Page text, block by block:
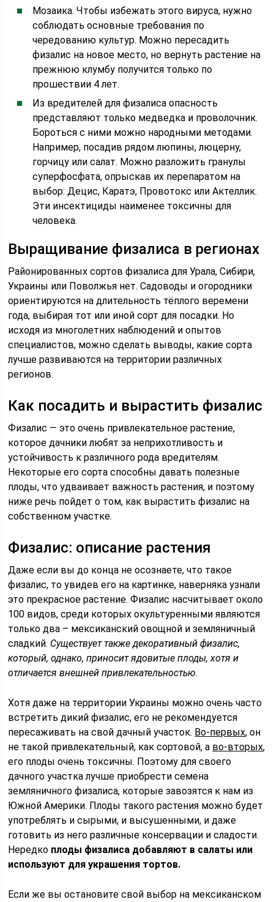
Мозаика. Чтобы избежать этого вируса, нужно
соблюдать основные требования по
чередованию культур. Можно пересадить
физалис на новое место, но вернуть растение на
прежнюю клумбу получится только по
прошествии 4 лет.
Из вредителей для физалиса опасность
представляют только медведка и проволочник.
Бороться с ними можно народными методами.
Например, посадив рядом люпины, люцерну,
горчицу или салат. Можно разложить гранулы
суперфосфата, опрыскав их перепаратом на
выбор: Децис, Каратэ, Провотокс или Актеллик.
Эти инсектициды наименее токсичны для
человека.
Выращивание физалиса в регионах
Районированных сортов физалиса для Урала, Сибири,
Украины или Поволжья нет. Садоводы и огородники
ориентируются на длительность тёплого веремени
года, выбирая тот или иной сорт для посадки. Но
исходя из многолетних наблюдений и опытов
специалистов, можно сделать выводы, какие сорта
лучше развиваются на территории различных
регионов.
Как посадить и вырастить физалис
Физалис — это очень привлекательное растение,
которое дачники любят за неприхотливость и
устойчивость к различного рода вредителям.
Некоторые его сорта способны давать полезные
плоды, что удваивает важность растения, и поэтому
ниже речь пойдет о том, как вырастить физалис на
собственном участке.
Физалис: описание растения
Даже если вы до конца не осознаете, что такое
физалис, то увидев его на картинке, наверняка узнали
это прекрасное растение. Физалис насчитывает около
100 видов, среди которых окультуренными являются
только два – мексиканский овощной и земляничный
сладкий. Существует также декоративный физалис,
который, однако, приносит ядовитые плоды, хотя и
отличается внешней привлекательностью.
Хотя даже на территории Украины можно очень часто
встретить дикий физалис, его не рекомендуется
пересаживать на свой дачный участок. Во-первых, он
не такой привлекательный, как сортовой, а во-вторых,
его плоды очень токсичны. Поэтому для своего
дачного участка лучше приобрести семена
земляничного физалиса, которые завозятся к нам из
Южной Америки. Плоды такого растения можно будет
употреблять и сырыми, и высушенными, и даже
готовить из него различные консервации и сладости.
Нередко плоды физалиса добавляют в салаты или
используют для украшения тортов.
Если же вы остановите свой выбор на мексиканском